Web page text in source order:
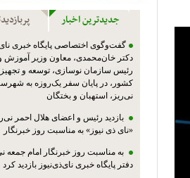
جدیدترین اخبار
گفت‌وگوی اختصاصی پایگاه خبری
دکتر خان‌محمدی، معاون وزیر آموزش
رئیس سازمان نوسازی، توسعه و
کشور، در پایان سفر یک‌روزه به
نی‌ریز، استهبان و بختگان
بازدید رئیس و اعضای هلال احمر
«نای ذی نیوز» به مناسبت روز خبرنگار
به مناسبت روز خبرنگار امام جمعه
دفتر پایگاه خبری نای‌ذی‌نیوز بازدید کرد